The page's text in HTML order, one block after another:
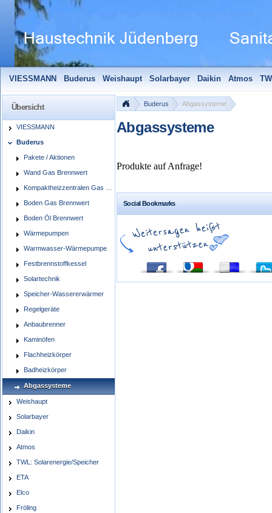
VIESSMANN Buderus Weishaupt Solarbayer Daikin Atmos
Solarfocus
Wolf Pelletmaulwurf + Zubehör Edle Badheizkörper
Übersicht
VIESSMANN
Buderus
Pakete / Aktionen
Wand Gas Brennwert
Kompaktheizzentralen Gas Brennwert
Boden Gas Brennwert
Boden Öl Brennwert
Wärmepumpen
Warmwasser-Wärmepumpe
Festbrennstoffkessel
Solartechnik
Speicher-Wassererwärmer
Regelgeräte
Anbaubrenner
Kaminöfen
Flachheizkörper
Badheizkörper
Abgassysteme
Weishaupt
Solarbayer
Daikin
Atmos
TWL: Solarenergie/Speicher
ETA
Elco
Fröling
Buderus Abgassysteme
Abgassysteme
Produkte auf Anfrage!
Social Bookmarks